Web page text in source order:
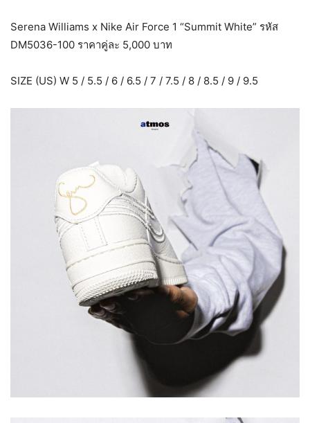
Serena Williams x Nike Air Force 1 “Summit White” รหัส
DM5036-100 ราคาคู่ละ 5,000 บาท
SIZE (US) W 5 / 5.5 / 6 / 6.5 / 7 / 7.5 / 8 / 8.5 / 9 / 9.5